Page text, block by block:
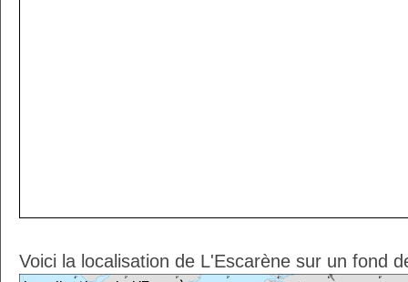
Voici la localisation de L'Escarène sur un fond